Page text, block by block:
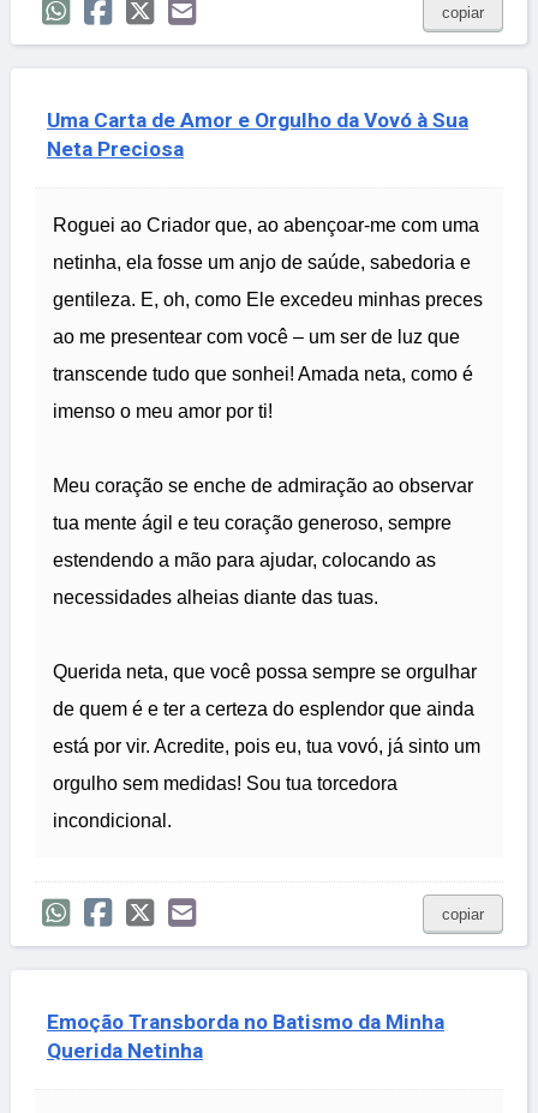
copiar
Uma Carta de Amor e Orgulho da Vovó à Sua
Neta Preciosa
Roguei ao Criador que, ao abençoar-me com uma
netinha, ela fosse um anjo de saúde, sabedoria e
gentileza. E, oh, como Ele excedeu minhas preces
ao me presentear com você – um ser de luz que
transcende tudo que sonhei! Amada neta, como é
imenso o meu amor por ti!
Meu coração se enche de admiração ao observar
tua mente ágil e teu coração generoso, sempre
estendendo a mão para ajudar, colocando as
necessidades alheias diante das tuas.
Querida neta, que você possa sempre se orgulhar
de quem é e ter a certeza do esplendor que ainda
está por vir. Acredite, pois eu, tua vovó, já sinto um
orgulho sem medidas! Sou tua torcedora
incondicional.
copiar
Emoção Transborda no Batismo da Minha
Querida Netinha